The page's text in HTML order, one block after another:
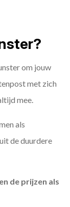
om jouw
met zich
mee.
als
de duurdere
de prijzen als